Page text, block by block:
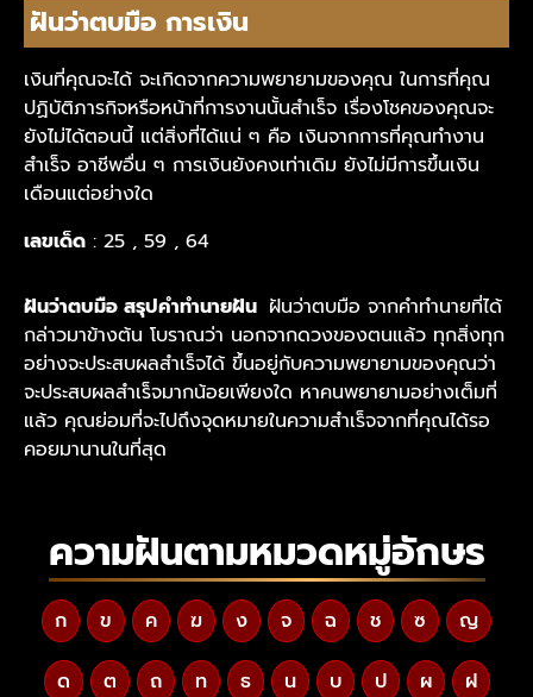
ฝันว่าตบมือ การเงิน
เงินที่คุณจะได้ จะเกิดจากความพยายามของคุณ ในการที่คุณ
ปฏิบัติภารกิจหรือหน้าที่การงานนั้นสำเร็จ เรื่องโชคของคุณจะ
ยังไม่ได้ตอนนี้ แต่สิ่งที่ได้แน่ ๆ คือ เงินจากการที่คุณทำงาน
สำเร็จ อาชีพอื่น ๆ การเงินยังคงเท่าเดิม ยังไม่มีการขึ้นเงิน
เดือนแต่อย่างใด
เลขเด็ด : 25 , 59 , 64
ฝันว่าตบมือ สรุปคำทำนายฝัน ฝันว่าตบมือ จากคำทำนายที่ได้
กล่าวมาข้างต้น โบราณว่า นอกจากดวงของตนแล้ว ทุกสิ่งทุก
อย่างจะประสบผลสำเร็จได้ ขึ้นอยู่กับความพยายามของคุณว่า
จะประสบผลสำเร็จมากน้อยเพียงใด หาคนพยายามอย่างเต็มที่
แล้ว คุณย่อมที่จะไปถึงจุดหมายในความสำเร็จจากที่คุณได้รอ
คอยมานานในที่สุด
ความฝันตามหมวดหมู่อักษร
ก ข ค ฆ ง จ ฉ ช ซ ญ
ด ต ถ ท ธ น บ ป ผ ฝ